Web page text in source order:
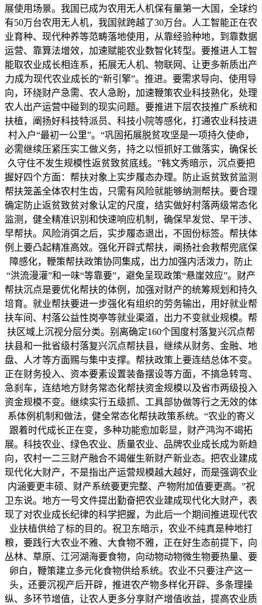
展使用场景。我国已成为农用无人机保有量第一大国，全球约
有50万台农用无人机，我国就跨越了30万台。人工智能正在农
业育种、现代种养等范畴落地使用，从靠经验种地，到靠数据
运营、靠算法增效，加速赋能农业数智化转型。要推进人工智
能取农业成长相连系，拓展无人机、物联网、让更多新质出产
力成为现代农业成长的“新引擎”。推进。要需求导向、使用导
向，环绕财产急需、农人急盼，加速鞭策农业科技熟化，处理
农人出产运营中碰到的现实问题。要推进下层农技推广系统和
扶植，阐扬好科技特派员、科技小院等感化，打通农业科技进
村入户“最初一公里”。“巩固拓展脱贫攻坚是一项持久使命，
必需继续压紧压实工做义务，持之以恒抓好工做落实，确保长
久守住不发生规模性返贫致贫底线。”韩文秀暗示，沉点要把
握好四个方面：帮扶对象上实步履态办理。防止返贫致贫监测
帮扶笼盖全体农村生齿，只需有风险就能够纳测帮扶。要合理
确定防止返贫致贫对象认定的尺度，结实做好村落两级常态化
监测，健全精准识别和快速响应机制，确保早发觉、早干涉、
早帮扶。风险消弭之后，实步履态退出，不固份标签。帮扶体
例上要凸起精准高效。强化开辟式帮扶，阐扬社会救帮兜底保
障感化，鞭策帮扶政策协同集成，出力加强内活泼力，防止
“洪流漫灌”和一味“等靠要”，避免呈现政策“悬崖效应”。财产
帮扶沉点是要优化帮扶的体例，加强对财产的统筹规划和持久
培育。就业帮扶要进一步强化有组织的劳务输出，用好就业帮
扶车间、村落公益性岗亭等就业渠道，出力不变就业规模。帮
扶区域上沉视分层分类。别离确定160个国度村落复兴沉点帮
扶县和一批省级村落复兴沉点帮扶县，继续从财务、金融、地
盘、人才等方面赐与集中支撑。帮扶政策上要连结总体不变。
正在财务投入、资本要素设置装备摆设等方面，不搞急转弯、
急刹车，连结地方财务常态化帮扶资金规模以及省市两级投入
资金规模不变。继续实行五级抓、工具部协做等行之无效的体
系体例机制和做法，健全常态化帮扶政策系统。“农业的寄义
跟着时代成长正在变，多种功能愈加彰显，财产鸿沟不竭拓
展。科技农业、绿色农业、质量农业、品牌农业成长成为新趋
向，农村一二三财产融合不竭催生新财产新业态。把农业建成
现代化大财产，不是指出产运营规模越大越好，而是强调农业
内涵要更丰硕、财产系统要更完整、产物附加值要更高。”祝
卫东说。地方一号文件提出勤奋把农业建成现代化大财产，表
现了对农业成长纪律的科学把握，为此后一个期间推进现代农
业扶植供给了标的目的。祝卫东暗示，农业不纯真是种地打
粮，要践行大农业不雅、大食物不雅，正在好生态前提下，向
丛林、草原、江河湖海要食物，向动物动物微生物要热量、要
卵白，鞭策建立多元化食物供给系统。农业不只要注产这一
头，还要沉视产后开辟，推进农产物多样化开辟、多条理操
纵、多环节增值，让农人更多分享财产增值收益，提高农业质